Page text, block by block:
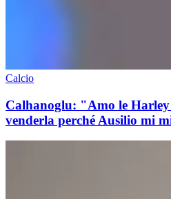
Calcio
Calhanoglu: "Amo le
venderla perché Ausilio mi